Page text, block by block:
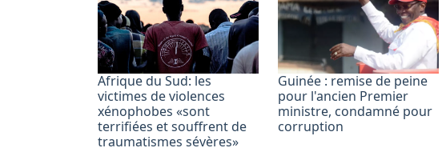
Afrique du Sud: les
victimes de violences
xénophobes «sont
terrifiées et souffrent de
traumatismes sévères»
Guinée : remise de peine
pour l'ancien Premier
ministre, condamné pour
corruption